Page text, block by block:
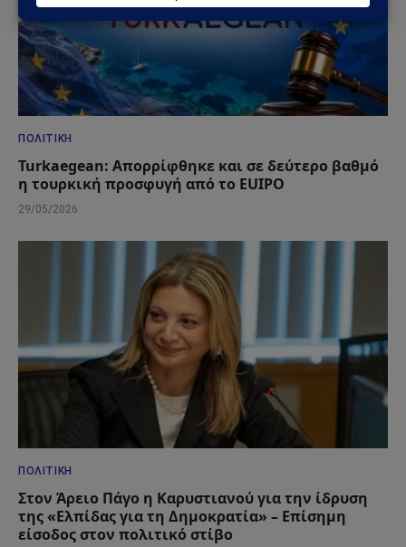
ΠΟΛΙΤΙΚΉ
Turkaegean: Απορρίφθηκε και σε δεύτερο βαθμό
η τουρκική προσφυγή από το EUIPO
29/05/2026
ΠΟΛΙΤΙΚΉ
Στον Άρειο Πάγο η Καρυστιανού για την ίδρυση
της «Ελπίδας για τη Δημοκρατία» – Επίσημη
είσοδος στον πολιτικό στίβο